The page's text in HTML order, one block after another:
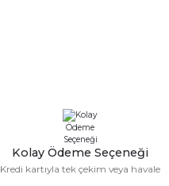
Kolay Ödeme Seçeneği
Kredi kartıyla tek çekim veya havale